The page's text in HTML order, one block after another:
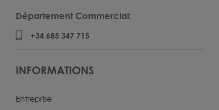
Département Commercial:
+34 685 347 715
INFORMATIONS
Entreprise